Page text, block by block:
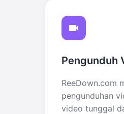
Pengunduh
ReeDown.com
pengunduhan
video tunggal